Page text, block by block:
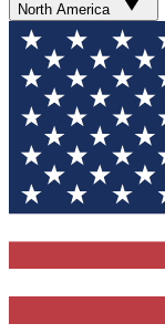
North America